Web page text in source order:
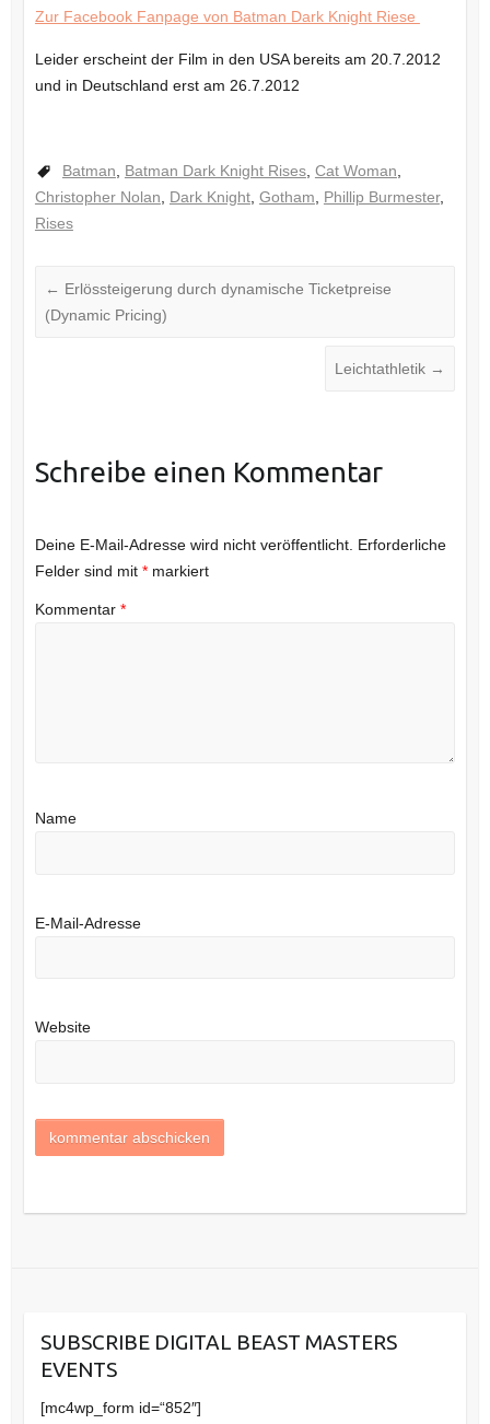
Zur Facebook Fanpage von Batman Dark Knight Riese
Leider erscheint der Film in den USA bereits am 20.7.2012
und in Deutschland erst am 26.7.2012
Batman, Batman Dark Knight Rises, Cat Woman,
Christopher Nolan, Dark Knight, Gotham, Phillip Burmester,
Rises
← Erlössteigerung durch dynamische Ticketpreise
(Dynamic Pricing)
Leichtathletik →
Schreibe einen Kommentar
Deine E-Mail-Adresse wird nicht veröffentlicht. Erforderliche
Felder sind mit *markiert
Kommentar *
Name
E-Mail-Adresse
Website
SUBSCRIBE DIGITAL BEAST MASTERS
EVENTS
[mc4wp_form id=“852″]